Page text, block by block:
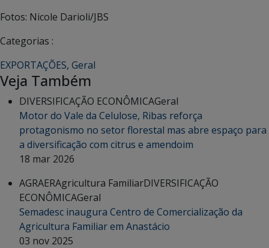
Fotos: Nicole Darioli/JBS
Categorias :
EXPORTAÇÕES, Geral
Veja Também
DIVERSIFICAÇÃO ECONÔMICAGeral
Motor do Vale da Celulose, Ribas reforça
protagonismo no setor florestal mas abre espaço para
a diversificação com citrus e amendoim
18 mar 2026
AGRAERAgricultura FamiliarDIVERSIFICAÇÃO
ECONÔMICAGeral
Semadesc inaugura Centro de Comercialização da
Agricultura Familiar em Anastácio
03 nov 2025